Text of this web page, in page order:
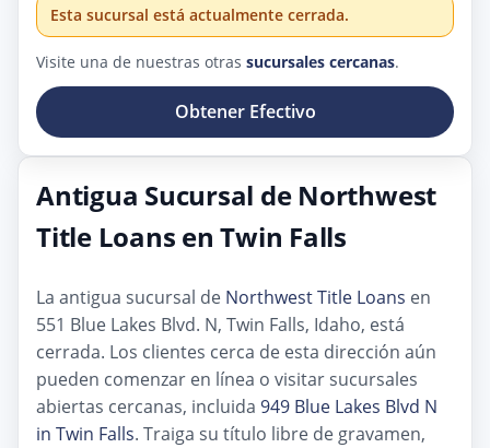
Esta sucursal está actualmente cerrada.
Visite una de nuestras otras sucursales cercanas.
Obtener Efectivo
Antigua Sucursal de Northwest
Title Loans en Twin Falls
La antigua sucursal de Northwest Title Loans en
551 Blue Lakes Blvd. N, Twin Falls, Idaho, está
cerrada. Los clientes cerca de esta dirección aún
pueden comenzar en línea o visitar sucursales
abiertas cercanas, incluida 949 Blue Lakes Blvd N
in Twin Falls. Traiga su título libre de gravamen,